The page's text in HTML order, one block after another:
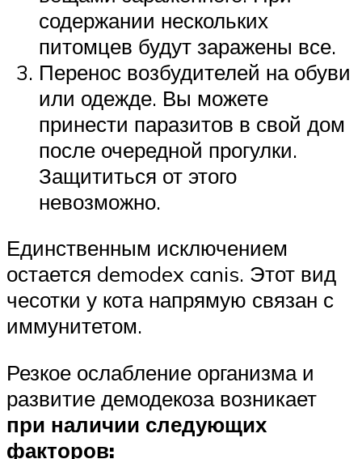
содержании нескольких
питомцев будут заражены все.
Перенос возбудителей на обуви
или одежде. Вы можете
принести паразитов в свой дом
после очередной прогулки.
Защититься от этого
невозможно.
Единственным исключением
остается demodex canis. Этот вид
чесотки у кота напрямую связан с
иммунитетом.
Резкое ослабление организма и
развитие демодекоза возникает
при наличии следующих
факторов: